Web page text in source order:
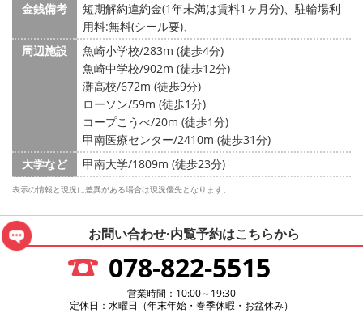
金銭備考
短期解約違約金(1年未満は賃料1ヶ月分)、駐輪場利
用料:無料(シール要)、
周辺施設
魚崎小学校/283m (徒歩4分)
魚崎中学校/902m (徒歩12分)
灘高校/672m (徒歩9分)
ローソン/59m (徒歩1分)
コープこうべ/20m (徒歩1分)
甲南医療センター/2410m (徒歩31分)
大学など
甲南大学/1809m (徒歩23分)
表示の情報と現況に差異がある場合は現況優先となります。
お問い合わせ·内覧予約はこちらから
078-822-5515
営業時間：10:00～19:30
定休日：水曜日（年末年始・春季休暇・お盆休み）